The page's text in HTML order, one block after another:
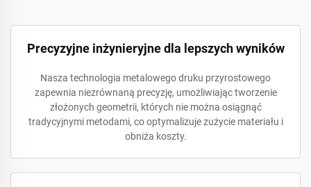
Precyzyjne inżynieryjne dla lepszych wyników
Nasza technologia metalowego druku przyrostowego
zapewnia niezrównaną precyzję, umożliwiając tworzenie
złożonych geometrii, których nie można osiągnąć
tradycyjnymi metodami, co optymalizuje zużycie materiału i
obniża koszty.